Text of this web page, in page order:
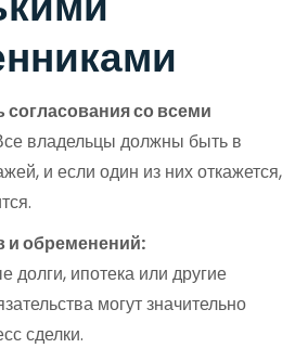
со всеми
владельцы должны быть в
и если один из них откажется,
и обременений:
долги, ипотека или другие
могут значительно
сделки.